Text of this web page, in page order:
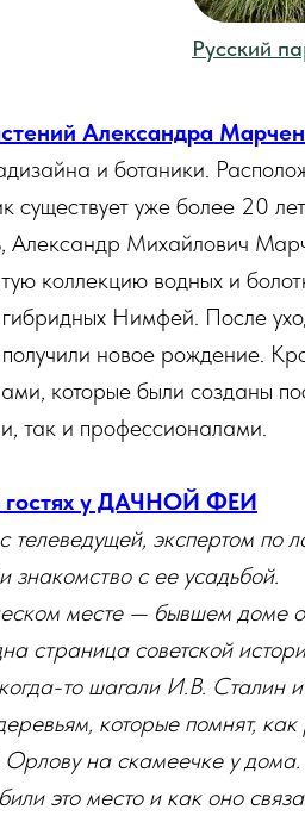
Русский
Александра
и ботаники.
существует уже более 20
Александр Михайлович
коллекцию водных и
Нимфей. После
новое рождение.
которые были созданы
так и профессионалами.
гостях у ДАЧНОЙ ФЕИ
экспертом по
с ее усадьбой.
месте — бывшем доме
страница советской
то шагали И.В. Сталин
которые помнят,
на скамеечке у
это место и как оно